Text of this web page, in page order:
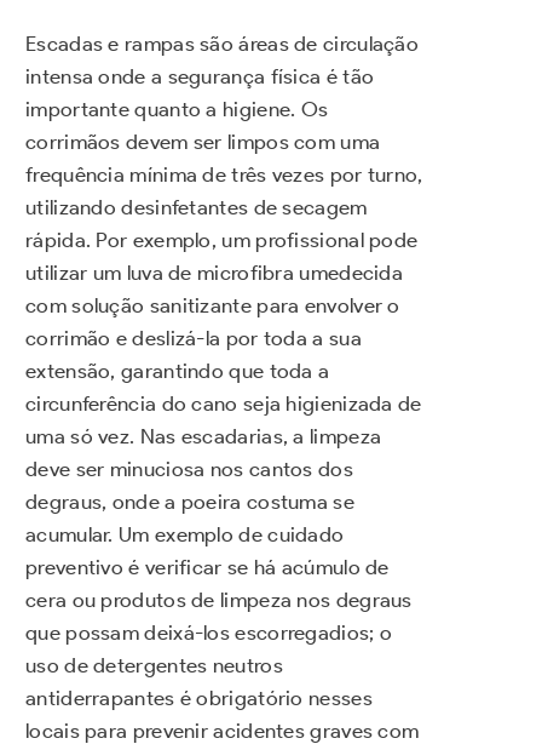
Escadas e rampas são áreas de circulação
intensa onde a segurança física é tão
importante quanto a higiene. Os
corrimãos devem ser limpos com uma
frequência mínima de três vezes por turno,
utilizando desinfetantes de secagem
rápida. Por exemplo, um profissional pode
utilizar um luva de microfibra umedecida
com solução sanitizante para envolver o
corrimão e deslizá-la por toda a sua
extensão, garantindo que toda a
circunferência do cano seja higienizada de
uma só vez. Nas escadarias, a limpeza
deve ser minuciosa nos cantos dos
degraus, onde a poeira costuma se
acumular. Um exemplo de cuidado
preventivo é verificar se há acúmulo de
cera ou produtos de limpeza nos degraus
que possam deixá-los escorregadios; o
uso de detergentes neutros
antiderrapantes é obrigatório nesses
locais para prevenir acidentes graves com